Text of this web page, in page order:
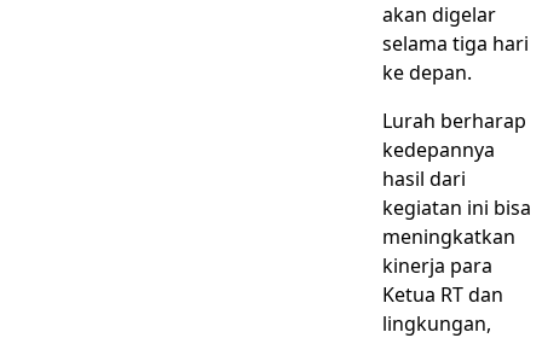
akan digelar
selama tiga hari
ke depan.
Lurah berharap
kedepannya
hasil dari
kegiatan ini bisa
meningkatkan
kinerja para
Ketua RT dan
lingkungan,